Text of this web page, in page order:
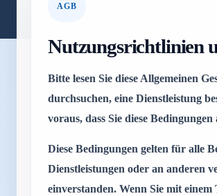
AGB
Nutzungsrichtlinien
Bitte lesen Sie diese Allgemeinen
durchsuchen, eine Dienstleistung
voraus, dass Sie diese
Diese Bedingungen gelten für alle
Dienstleistungen oder an anderen
einverstanden. Wenn Sie mit